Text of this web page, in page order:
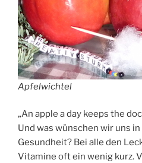
Apfelwichtel
„An apple a day keeps the
Und was wünschen wir uns
Gesundheit? Bei alle den
Vitamine oft ein wenig kurz.